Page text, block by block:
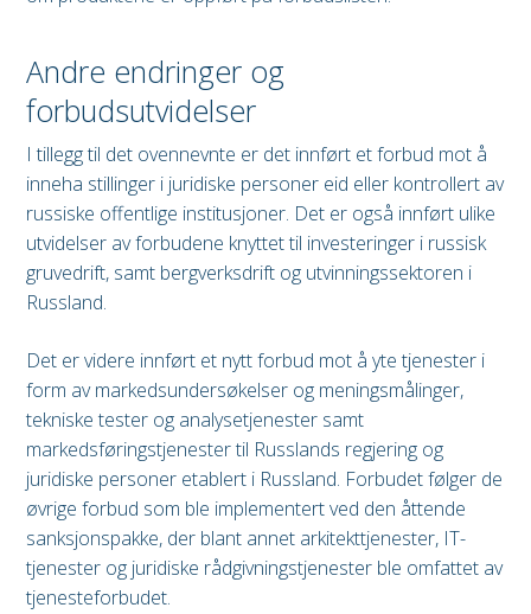
Andre endringer og
forbudsutvidelser
I tillegg til det ovennevnte er det innført et forbud mot å
inneha stillinger i juridiske personer eid eller kontrollert av
russiske offentlige institusjoner. Det er også innført ulike
utvidelser av forbudene knyttet til investeringer i russisk
gruvedrift, samt bergverksdrift og utvinningssektoren i
Russland.
Det er videre innført et nytt forbud mot å yte tjenester i
form av markedsundersøkelser og meningsmålinger,
tekniske tester og analysetjenester samt
markedsføringstjenester til Russlands regjering og
juridiske personer etablert i Russland. Forbudet følger de
øvrige forbud som ble implementert ved den åttende
sanksjonspakke, der blant annet arkitekttjenester, IT-
tjenester og juridiske rådgivningstjenester ble omfattet av
tjenesteforbudet.